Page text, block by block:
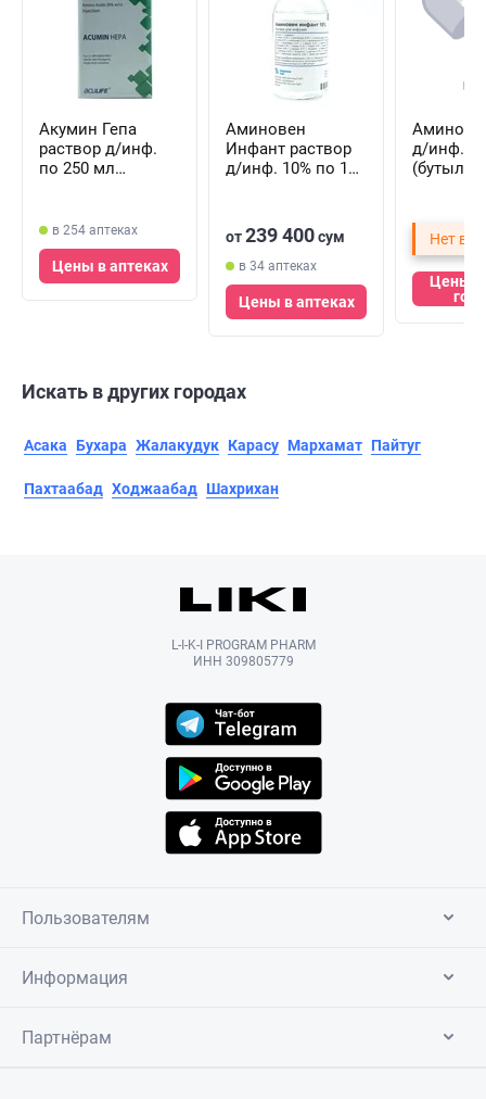
Акумин Гепа
раствор д/инф.
по 250 мл
в 254 аптеках
Цены в аптеках
Аминовен
Инфант раствор
д/инф. 10% по 100
от239 400сум
в 34 аптеках
Цены в аптеках
Аминол
д/инф.
(бутылка)
Нет в
Цены в
Искать в других городах
Асака Бухара Жалакудук Карасу Мархамат Пайтуг
Пахтаабад Ходжаабад Шахрихан
L-I-K-I PROGRAM PHARM
ИНН 309805779
Пользователям
Информация
Партнёрам